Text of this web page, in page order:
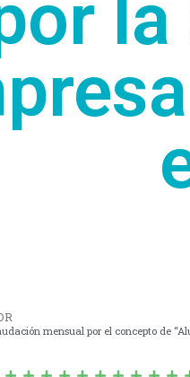
mensual por el concepto de